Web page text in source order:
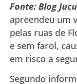
Fonte: Blog
apreendeu um
pelas ruas de
e sem farol,
em risco a
Segundo